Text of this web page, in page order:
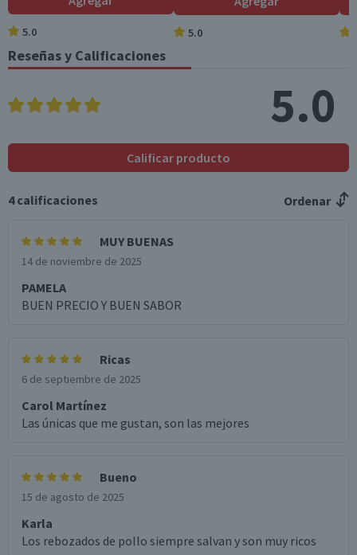
Azúcares totales
(g)
*Ingesta de referencia de un adulto promedio (8400 kj / 2000 kcal)
5.0 5.0
Reseñas y Calificaciones
5.0
Calificar producto
4 calificaciones Ordenar
MUY BUENAS
14 de noviembre de 2025
PAMELA
BUEN PRECIO Y BUEN SABOR
Ricas
6 de septiembre de 2025
Carol Martínez
Las únicas que me gustan, son las mejores
Bueno
15 de agosto de 2025
Karla
Los rebozados de pollo siempre salvan y son muy ricos